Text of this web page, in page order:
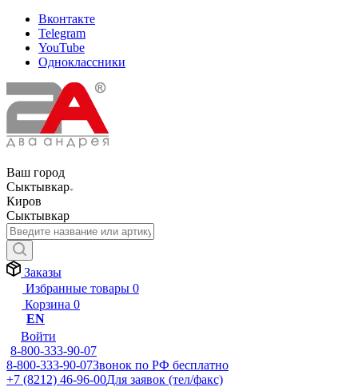
Вконтакте
Telegram
YouTube
Одноклассники
Ваш город
Сыктывкар
Киров
Сыктывкар
Заказы
Избранные товары 0
Корзина 0
EN
Войти
8-800-333-90-07
8-800-333-90-07Звонок по РФ бесплатно
+7 (8212) 46-96-00Для заявок (тел/факс)